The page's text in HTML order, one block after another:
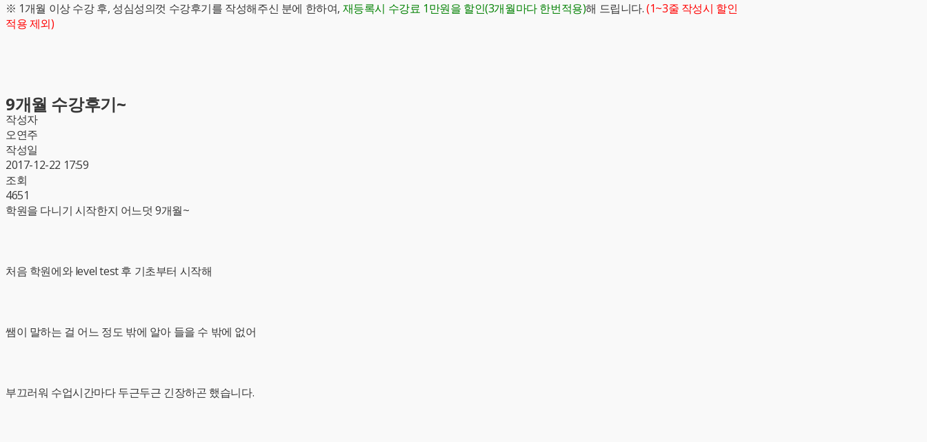
※ 1개월 이상 수강 후, 성심성의껏 수강후기를 작성해주신 분에 한하여, 재등록시 수강료 1만원을 할인(3개월마다 한번적용)해 드립니다.(1~3줄 작성시 할인
적용 제외)
9개월 수강후기~
작성자
오연주
작성일
2017-12-22 17:59
조회
4651
학원을 다니기 시작한지 어느덧 9개월~
처음 학원에와 level test 후 기초부터 시작해
쌤이 말하는 걸 어느 정도 밖에 알아 들을 수 밖에 없어
부끄러워 수업시간마다 두근두근 긴장하곤 했습니다.